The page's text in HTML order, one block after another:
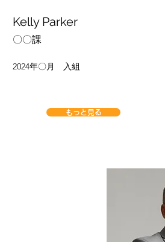
Kelly Parker
〇〇課
2024年〇月 入組
もっと見る